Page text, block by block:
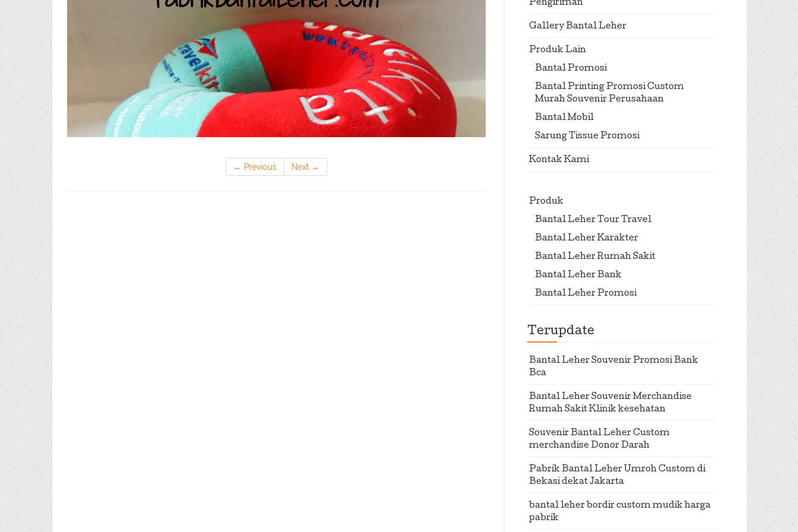
← Previous Next →
Pengiriman
Gallery Bantal Leher
Produk Lain
Bantal Promosi
Bantal Printing Promosi Custom
Murah Souvenir Perusahaan
Bantal Mobil
Sarung Tissue Promosi
Kontak Kami
Produk
Bantal Leher Tour Travel
Bantal Leher Karakter
Bantal Leher Rumah Sakit
Bantal Leher Bank
Bantal Leher Promosi
Terupdate
Bantal Leher Souvenir Promosi Bank
Bca
Bantal Leher Souvenir Merchandise
Rumah Sakit Klinik kesehatan
Souvenir Bantal Leher Custom
merchandise Donor Darah
Pabrik Bantal Leher Umroh Custom di
Bekasi dekat Jakarta
bantal leher bordir custom mudik harga
pabrik